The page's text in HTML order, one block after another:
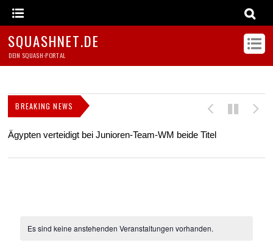
SQUASHNET.DE
DEIN SQUASH-PORTAL
BREAKING NEWS
Ägypten verteidigt bei Junioren-Team-WM beide Titel
Es sind keine anstehenden Veranstaltungen vorhanden.